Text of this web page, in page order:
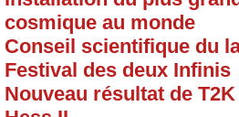
cosmique au monde
Conseil scientifique du
Festival des deux Infinis
Nouveau résultat de T2K